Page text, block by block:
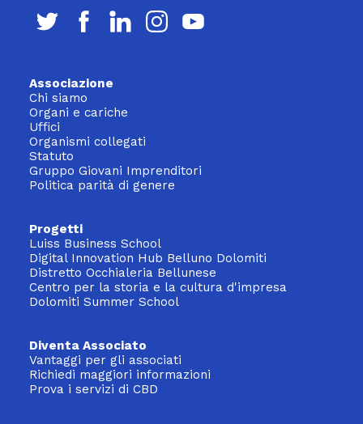
Associazione
Chi siamo
Organi e cariche
Uffici
Organismi collegati
Statuto
Gruppo Giovani Imprenditori
Politica parità di genere
Progetti
Luiss Business School
Digital Innovation Hub Belluno Dolomiti
Distretto Occhialeria Bellunese
Centro per la storia e la cultura d'impresa
Dolomiti Summer School
Diventa Associato
Vantaggi per gli associati
Richiedi maggiori informazioni
Prova i servizi di CBD